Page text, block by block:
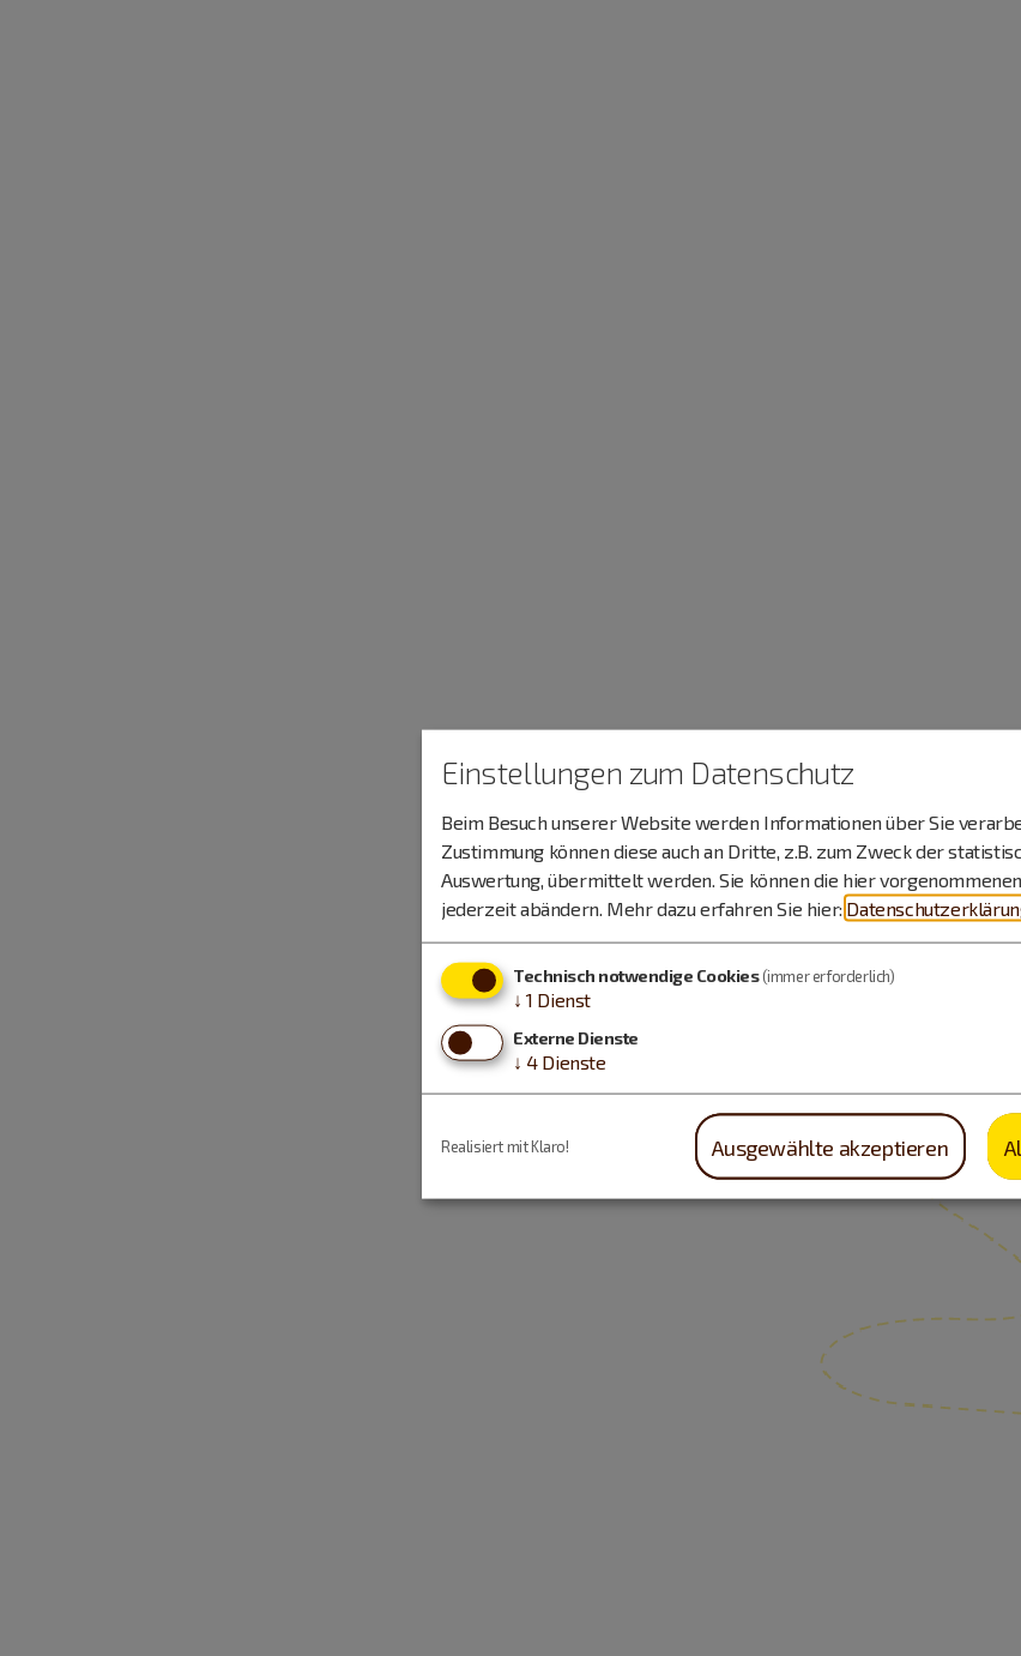
Einstellungen zum Datenschutz
Beim Besuch unserer Website werden Informationen über Sie
Zustimmung können diese auch an Dritte, z.B. zum Zweck der
Auswertung, übermittelt werden. Sie können die hier
jederzeit abändern. Mehr dazu erfahren Sie hier:
Technisch notwendige Cookies(immer erforderlich)
↓ 1 Dienst
Externe Dienste
↓ 4 Dienste
Ausgewählte akzeptieren
Realisiert mit Klaro!